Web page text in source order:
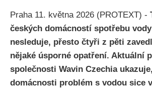
Praha 11. května 2026 (PROTEXT) -
českých domácností spotřebu
nesleduje, přesto čtyři z pěti
nějaké úsporné opatření. Aktuální
společnosti Wavin Czechia
domácnosti problém s vodou sice